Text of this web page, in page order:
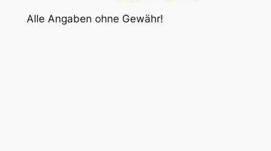
Alle Angaben ohne Gewähr!